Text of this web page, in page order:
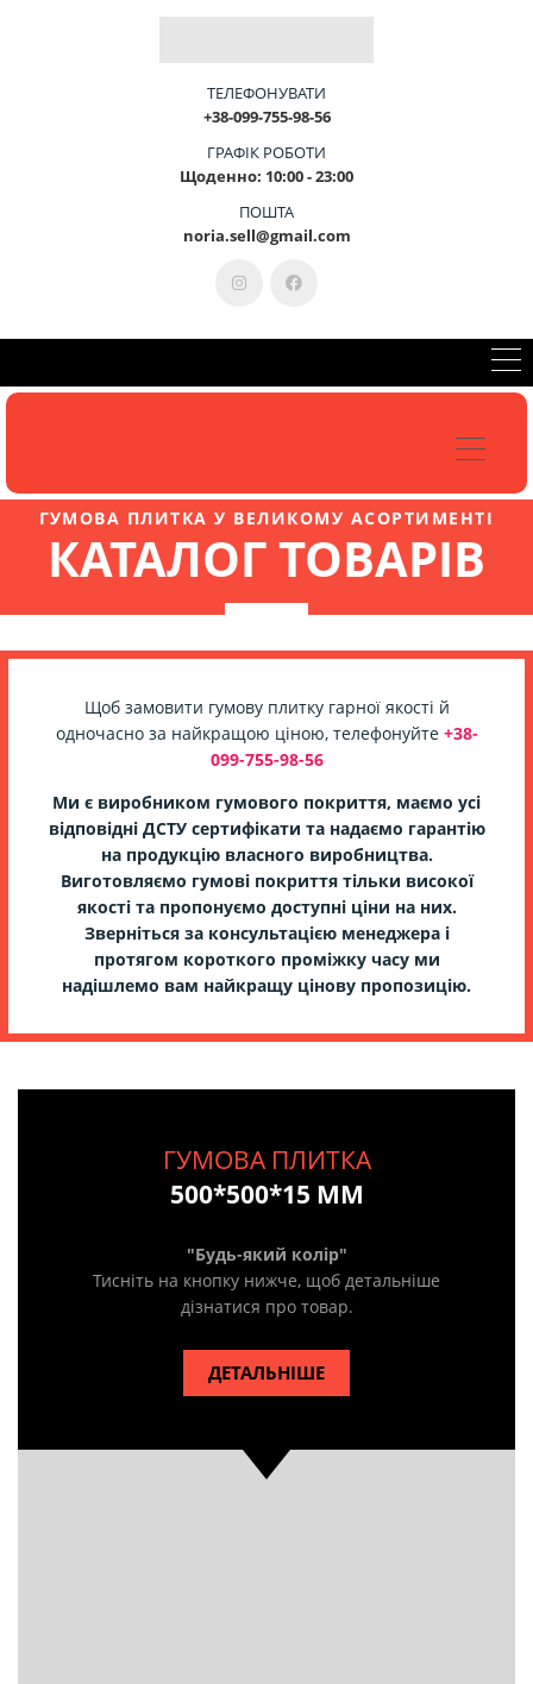
АГОУСТРІ
ЦЕМИ
КОНСУЛЬТАЦІЯ 099-755-98-56
ТЕЛЕФОНУВАТИ
+38-099-755-98-56
ГРАФІК РОБОТИ
Щоденно: 10:00 - 23:00
ПОШТА
noria.sell@gmail.com
ГУМОВА ПЛИТКА У ВЕЛИКОМУ АСОРТИМЕНТІ
КАТАЛОГ ТОВАРІВ
Щоб замовити гумову плитку гарної якості й
одночасно за найкращою ціною, телефонуйте +38-
099-755-98-56
Ми є виробником гумового покриття, маємо усі
відповідні ДСТУ сертифікати та надаємо гарантію
на продукцію власного виробництва.
Виготовляємо гумові покриттятільки високої
якості та пропонуємо доступні ціни на них.
Зверніться за консультацією менеджера і
протягом короткого проміжку часу ми
надішлемо вам найкращу цінову пропозицію.
ГУМОВА ПЛИТКА
500*500*15 ММ
"Будь-який колір"
Тисніть на кнопку нижче, щоб детальніше
дізнатися про товар.
ДЕТАЛЬНІШЕ